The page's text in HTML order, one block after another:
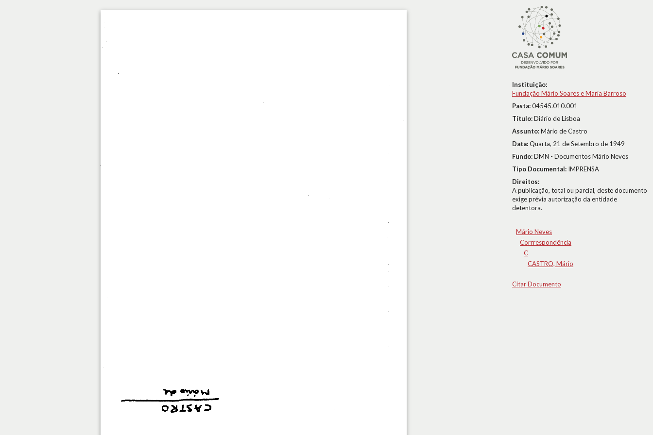
Instituição:
Fundação Mário Soares e Maria Barroso
Pasta:04545.010.001
Título:Diário de Lisboa
Assunto:Mário de Castro
Data:Quarta, 21 de Setembro de 1949
Fundo:DMN - Documentos Mário Neves
Tipo Documental: IMPRENSA
Direitos:
A publicação, total ou parcial, deste documento
exige prévia autorização da entidade
detentora.
Mário Neves
Corrrespondência
C
CASTRO, Mário
Citar Documento